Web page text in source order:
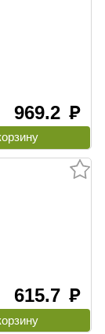
969.2 руб
615.7 руб